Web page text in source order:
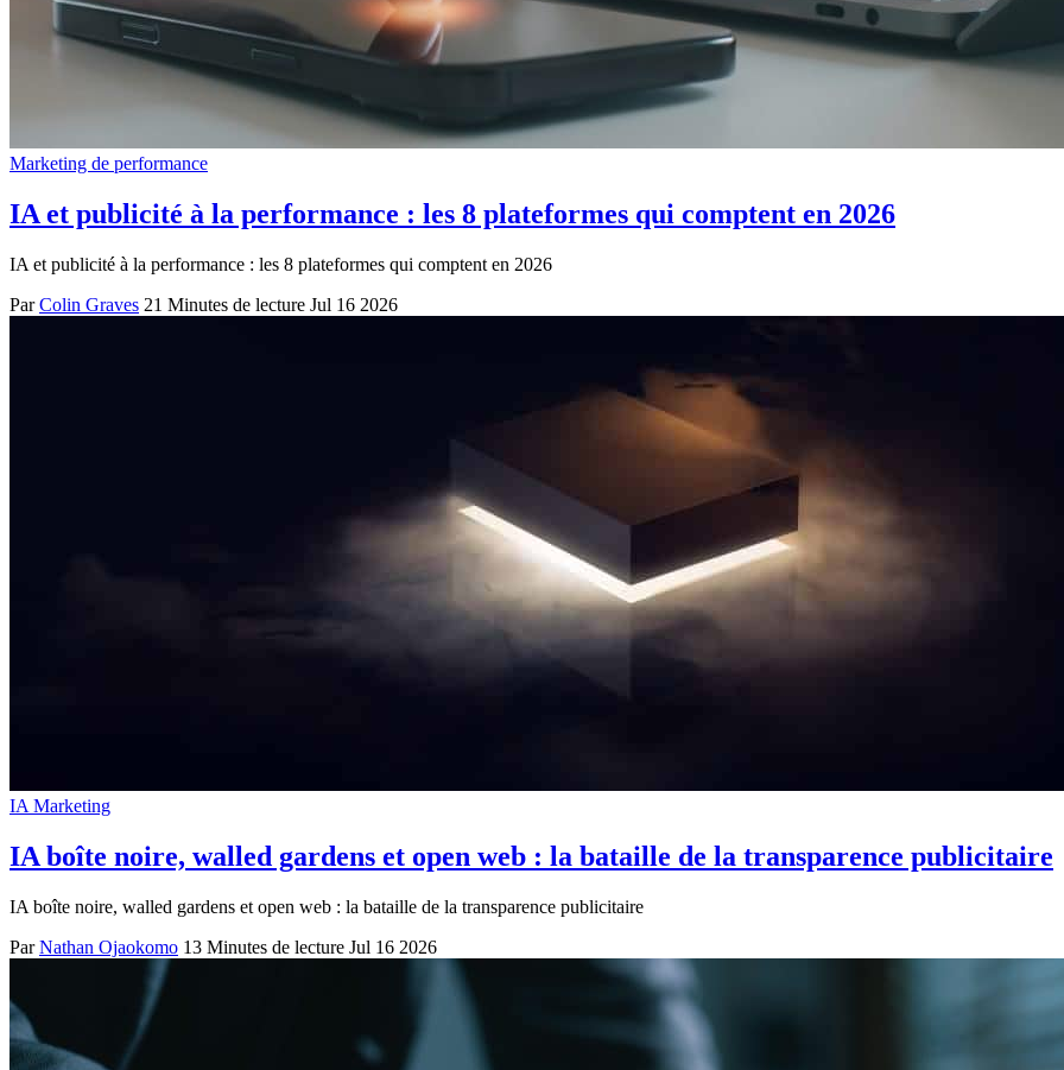
Marketing de performance
IA et publicité à la performance : les 8 plateformes qui comptent en 2026
IA et publicité à la performance : les 8 plateformes qui comptent en 2026
Par Colin Graves 21 Minutes de lecture Jul 16 2026
IA Marketing
IA boîte noire, walled gardens et open web : la bataille de la transparence publicitaire
IA boîte noire, walled gardens et open web : la bataille de la transparence publicitaire
Par Nathan Ojaokomo 13 Minutes de lecture Jul 16 2026